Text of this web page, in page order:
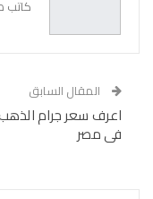
كاتب
المقال السابق
اعرف سعر جرام
فى مصر